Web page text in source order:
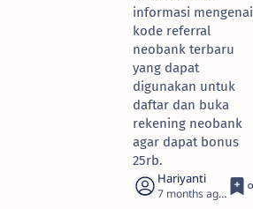
informasi mengenai
kode referral
neobank terbaru
yang dapat
digunakan untuk
daftar dan buka
rekening neobank
agar dapat bonus
25rb.
7 months ago 10